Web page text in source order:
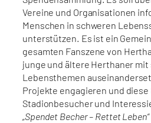
Vereine und Organisationen
Menschen in schweren
unterstützen. Es ist ein
gesamten Fanszene von
junge und ältere Herthaner
Lebensthemen
Projekte engagieren und
Stadionbesucher und
„Spendet Becher – Rettet Leben“